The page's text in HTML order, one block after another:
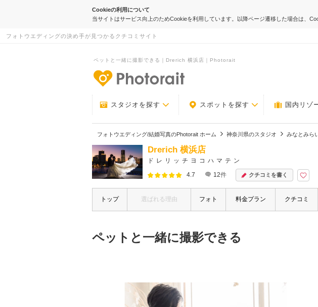
Cookieの利用について
当サイトはサービス向上のためCookieを利用しています。以降ページ遷移した場合は、
フォトウエディングの決め手が見つかるクチコミサイト
ペットと一緒に撮影できる｜Drerich 横浜店｜Photorait
スタジオを探す スポットを探す 国内リゾ
フォトウエディング/結婚写真のPhotorait ホーム 神奈川県のスタジオ みなとみら
Drerich 横浜店
ドレリッチヨコハマテン
4.7
12件 クチコミを書く
トップ 選ばれる理由 フォト 料金プラン クチコミ
ペットと一緒に撮影できる